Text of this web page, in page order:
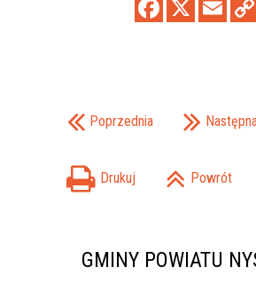
Poprzednia
Drukuj Powrót
GMINY POWIATU